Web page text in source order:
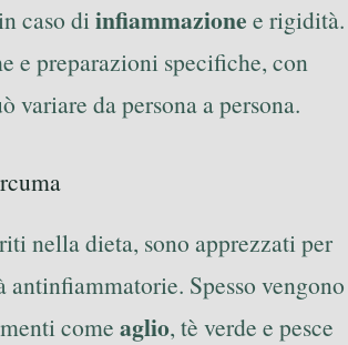
caso di infiammazione e rigidità.
e preparazioni specifiche, con
variare da persona a persona.
nella dieta, sono apprezzati per
Spesso vengono
come aglio, tè verde e pesce